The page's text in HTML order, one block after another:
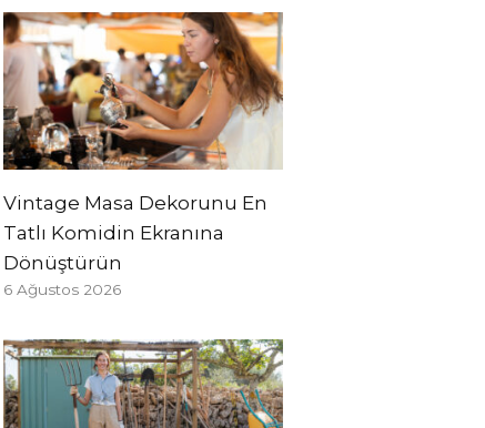
Vintage Masa Dekorunu En
Tatlı Komidin Ekranına
Dönüştürün
6 Ağustos 2026